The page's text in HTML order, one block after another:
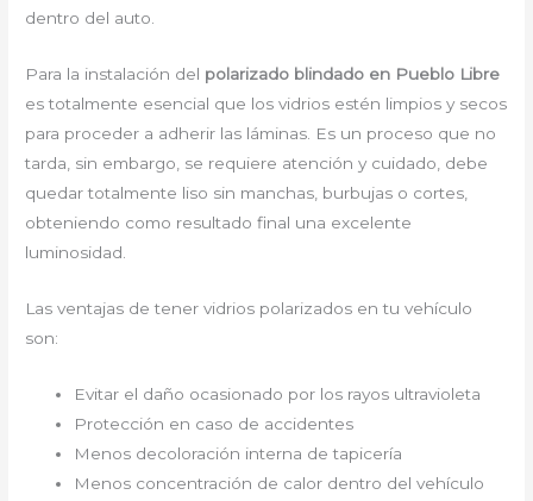
dentro del auto.
Para la instalación del polarizado blindado en Pueblo Libre
es totalmente esencial que los vidrios estén limpios y secos
para proceder a adherir las láminas. Es un proceso que no
tarda, sin embargo, se requiere atención y cuidado, debe
quedar totalmente liso sin manchas, burbujas o cortes,
obteniendo como resultado final una excelente
luminosidad.
Las ventajas de tener vidrios polarizados en tu vehículo
son:
Evitar el daño ocasionado por los rayos ultravioleta
Protección en caso de accidentes
Menos decoloración interna de tapicería
Menos concentración de calor dentro del vehículo